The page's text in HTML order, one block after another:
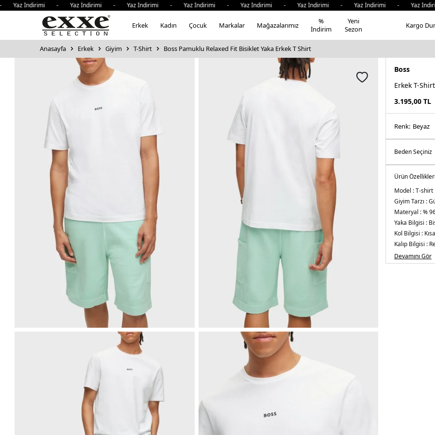
İndirimi - Yaz İndirimi - Yaz İndirimi - Yaz İndirimi - Yaz İndirimi - Yaz İndirimi - Yaz İndirimi - Yaz
Erkek Kadın Çocuk Markalar Mağazalarımız
%
İndirim
Yeni
Sezon
Kargo
Anasayfa Erkek Giyim T-Shirt Boss Pamuklu Relaxed Fit Bisiklet Yaka Erkek T Shirt
Boss
Erkek T-Shirt
3.195,00 TL
Renk: beyaz
Ürün Özellikleri
Model :T-shirt
Giyim Tarzı :
Materyal :%
Yaka Bilgisi :
Kol Bilgisi :
Kalıp Bilgisi :
Manken Ölçüsü :
Basen : 102
Devamını Gör